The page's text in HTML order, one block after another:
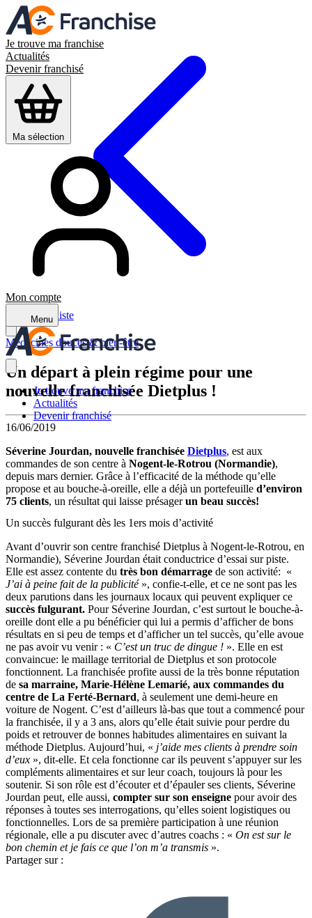
Je trouve ma franchise
Actualités
Devenir franchisé
Ma sélection
Mon compte
Menu
Je trouve ma franchise
Actualités
Devenir franchisé
Retour à la liste
Médecines douces & bien-être
Un départ à plein régime pour une
nouvelle franchisée Dietplus !
16/06/2019
Séverine Jourdan, nouvelle franchisée Dietplus, est aux
commandes de son centre à Nogent-le-Rotrou (Normandie),
depuis mars dernier. Grâce à l’efficacité de la méthode qu’elle
propose et au bouche-à-oreille, elle a déjà un portefeuille d’environ
75 clients, un résultat qui laisse présagerun beau succès!
Un succès fulgurant dès les 1ers mois d’activité
Avant d’ouvrir son centre franchisé Dietplus à Nogent-le-Rotrou, en
Normandie), Séverine Jourdan était conductrice d’essai sur piste.
Elle est assez contente du très bon démarrage de son activité: «
J’ai à peine fait de la publicité», confie-t-elle, et ce ne sont pas les
deux parutions dans les journaux locaux qui peuvent expliquer ce
succès fulgurant. Pour Séverine Jourdan, c’est surtout le bouche-à-
oreille dont elle a pu bénéficier qui lui a permis d’afficher de bons
résultats en si peu de temps et d’afficher un tel succès, qu’elle avoue
ne pas avoir vu venir : « C’est un truc de dingue ! ». Elle en est
convaincue: le maillage territorial de Dietplus et son protocole
fonctionnent. La franchisée profite aussi de la très bonne réputation
de sa marraine, Marie-Hélène Lemarié, aux commandes du
centre de La Ferté-Bernard, à seulement une demi-heure en
voiture de Nogent. C’est d’ailleurs là-bas que tout a commencé pour
la franchisée, il y a 3 ans, alors qu’elle était suivie pour perdre du
poids et retrouver de bonnes habitudes alimentaires en suivant la
méthode Dietplus. Aujourd’hui, « j’aide mes clients à prendre soin
d’eux », dit-elle. Et cela fonctionne car ils peuvent s’appuyer sur les
compléments alimentaires et sur leur coach, toujours là pour les
soutenir. Si son rôle est d’écouter et d’épauler ses clients, Séverine
Jourdan peut, elle aussi, compter sur son enseigne pour avoir des
réponses à toutes ses interrogations, qu’elles soient logistiques ou
fonctionnelles. Lors de sa première participation à une réunion
régionale, elle a pu discuter avec d’autres coachs : « On est sur le
bon chemin et je fais ce que l’on m’a transmis ».
Partager sur :